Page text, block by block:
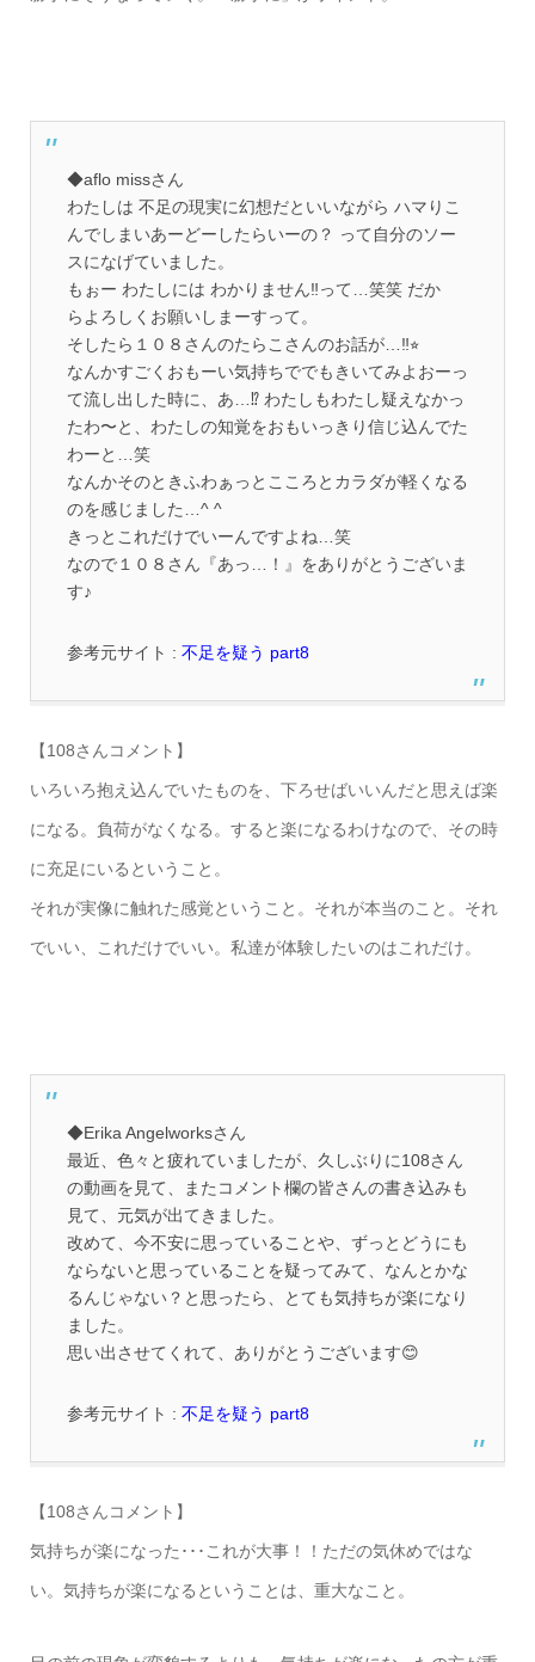
◆aflo missさん
わたしは 不足の現実に幻想だといいながら ハマりこ
んでしまいあーどーしたらいーの？ って自分のソー
スになげていました。
もぉー わたしには わかりません‼︎って…笑笑 だか
ら よろしくお願いしまーすって。
そしたら １０８さんのたらこさんのお話が…‼︎⭐︎
なんかすごくおもーい気持ちででもきいてみよおーっ
て流し出した時に、 あ…⁉︎ わたしもわたし疑えなかっ
たわ〜と、 わたしの知覚をおもいっきり信じ込んでた
わーと…笑
なんかそのときふわぁっと こころと カラダが軽くなる
のを感じました…^ ^
きっとこれだけでいーんですよね…笑
なので１０８さん 『あっ…！』をありがとうございま
す♪
参考元サイト : 不足を疑う part8
【108さんコメント】
いろいろ抱え込んでいたものを、下ろせばいいんだと思えば楽
になる。負荷がなくなる。すると楽になるわけなので、その時
に充足にいるということ。
それが実像に触れた感覚ということ。それが本当のこと。それ
でいい、これだけでいい。私達が体験したいのはこれだけ。
◆Erika Angelworksさん
最近、色々と疲れていましたが、久しぶりに108さん
の動画を見て、またコメント欄の皆さんの書き込みも
見て、元気が出てきました。
改めて、今不安に思っていることや、ずっとどうにも
ならないと思っていることを疑ってみて、なんとかな
るんじゃない？と思ったら、とても気持ちが楽になり
ました。
思い出させてくれて、ありがとうございます😊
参考元サイト : 不足を疑う part8
【108さんコメント】
気持ちが楽になった･･･これが大事！！ただの気休めではな
い。気持ちが楽になるということは、重大なこと。